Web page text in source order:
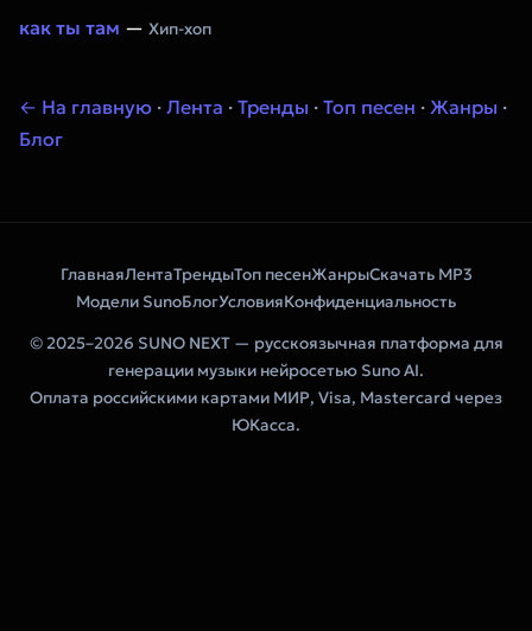
как ты там — Хип-хоп
← На главную · Лента · Тренды · Топ песен · Жанры ·
Блог
ГлавнаяЛентаТрендыТоп песенЖанрыСкачать MP3
Модели SunoБлогУсловияКонфиденциальность
© 2025–2026 SUNO NEXT — русскоязычная платформа для
генерации музыки нейросетью Suno AI.
Оплата российскими картами МИР, Visa, Mastercard через
ЮКасса.